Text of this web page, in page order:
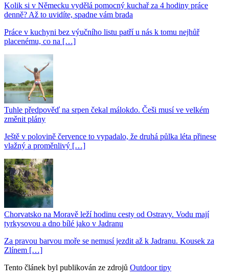
Kolik si v Německu vydělá pomocný kuchař za 4 hodiny práce
denně? Až to uvidíte, spadne vám brada
Práce v kuchyni bez výučního listu patří u nás k tomu nejhůř
placenému, co na […]
Tuhle předpověď na srpen čekal málokdo. Češi musí ve velkém
změnit plány
Ještě v polovině července to vypadalo, že druhá půlka léta přinese
vlažný a proměnlivý […]
Chorvatsko na Moravě leží hodinu cesty od Ostravy. Vodu mají
tyrkysovou a dno bílé jako v Jadranu
Za pravou barvou moře se nemusí jezdit až k Jadranu. Kousek za
Zlínem […]
Tento článek byl publikován ze zdrojů Outdoor tipy